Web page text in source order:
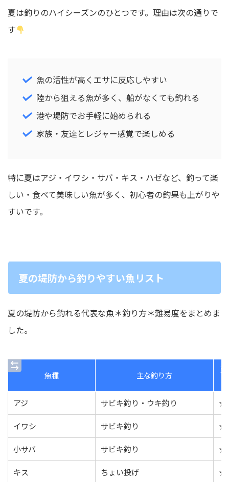
夏は釣りのハイシーズンのひとつです。理由は次の通りで
す
魚の活性が高くエサに反応しやすい
陸から狙える魚が多く、船がなくても釣れる
港や堤防でお手軽に始められる
家族・友達とレジャー感覚で楽しめる
特に夏はアジ・イワシ・サバ・キス・ハゼなど、釣って楽
しい・食べて美味しい魚が多く、初心者の釣果も上がりや
すいです。
夏の堤防から釣りやすい魚リスト
夏の堤防から釣れる代表な魚＊釣り方＊難易度をまとめま
した。
魚種 主な釣り方
アジ
サビキ釣り・ウキ釣り
イワシ サビキ釣り
小サバ サビキ釣り
キス ちょい投げ